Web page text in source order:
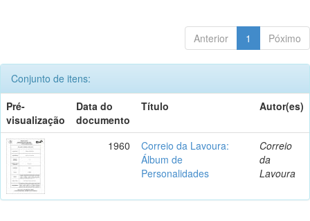
Anterior 1 Póximo
Conjunto de itens:
Pré-
visualização
Data do
documento
Título Autor(es)
1960
Correio da Lavoura:
Álbum de
Personalidades
Correio
da
Lavoura